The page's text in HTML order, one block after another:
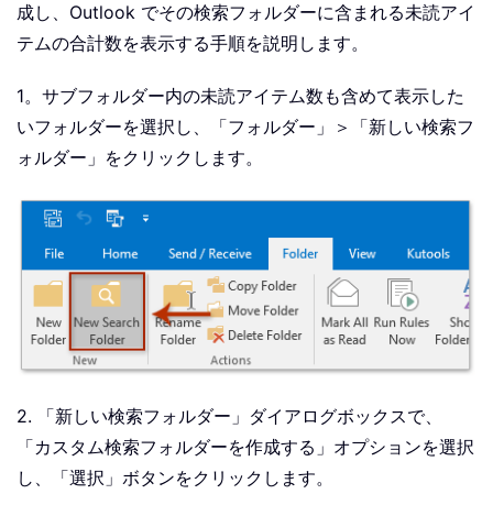
成し、Outlook でその検索フォルダーに含まれる未読アイ
テムの合計数を表示する手順を説明します。
1。サブフォルダー内の未読アイテム数も含めて表示した
いフォルダーを選択し、「フォルダー」＞「新しい検索フ
ォルダー」をクリックします。
2. 「新しい検索フォルダー」ダイアログボックスで、
「カスタム検索フォルダーを作成する」オプションを選択
し、「選択」ボタンをクリックします。